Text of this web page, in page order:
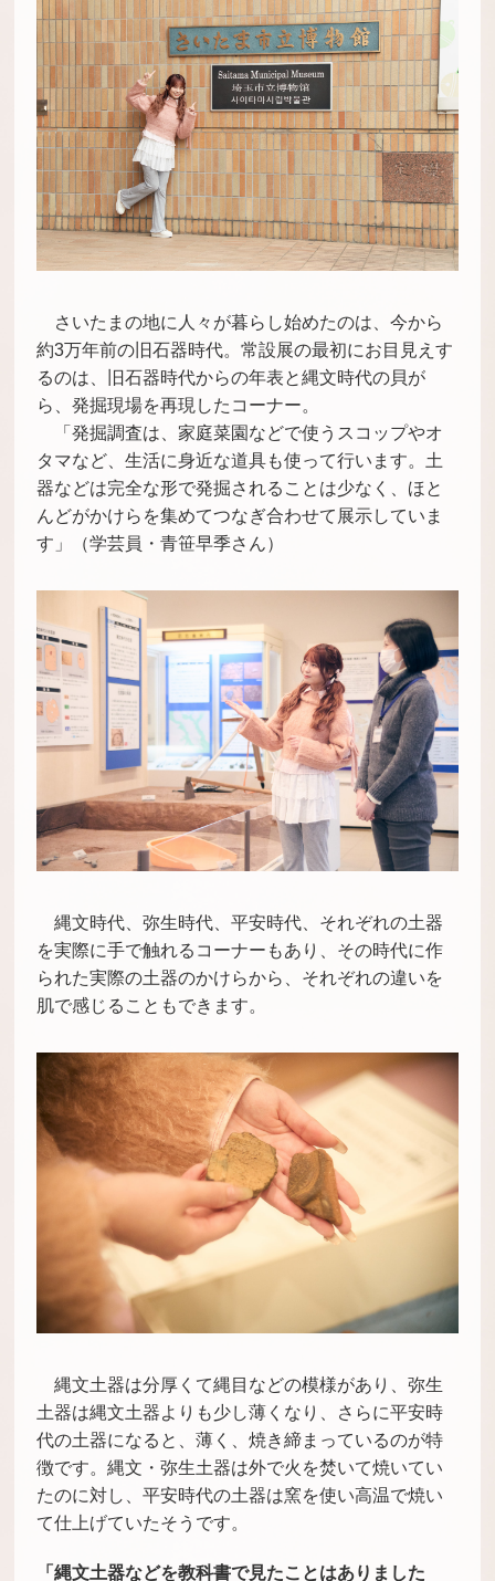
さいたまの地に人々が暮らし始めたのは、今から
約3万年前の旧石器時代。常設展の最初にお目見えす
るのは、旧石器時代からの年表と縄文時代の貝が
ら、発掘現場を再現したコーナー。
「発掘調査は、家庭菜園などで使うスコップやオ
タマなど、生活に身近な道具も使って行います。土
器などは完全な形で発掘されることは少なく、ほと
んどがかけらを集めてつなぎ合わせて展示していま
す」（学芸員・青笹早季さん）
縄文時代、弥生時代、平安時代、それぞれの土器
を実際に手で触れるコーナーもあり、その時代に作
られた実際の土器のかけらから、それぞれの違いを
肌で感じることもできます。
縄文土器は分厚くて縄目などの模様があり、弥生
土器は縄文土器よりも少し薄くなり、さらに平安時
代の土器になると、薄く、焼き締まっているのが特
徴です。縄文・弥生土器は外で火を焚いて焼いてい
たのに対し、平安時代の土器は窯を使い高温で焼い
て仕上げていたそうです。
「縄文土器などを教科書で見たことはありました